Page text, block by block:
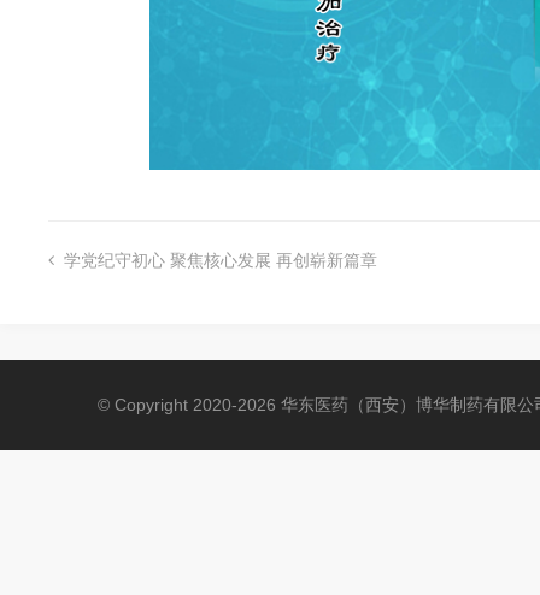
 学党纪守初心 聚焦核心发展 再创崭新篇章
© Copyright 2020-2026 华东医药（西安）博华制药有限